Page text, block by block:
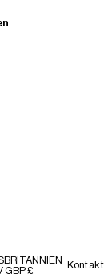
/ GBP £
Kontakt